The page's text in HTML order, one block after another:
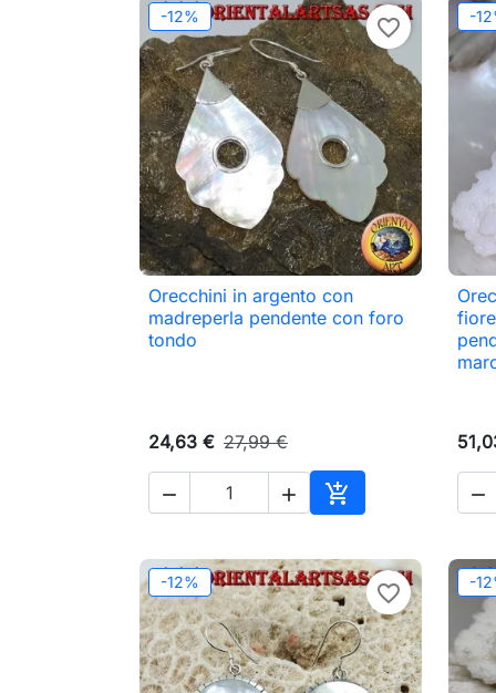
-12% favorite_border
 Anteprima
Orecchini in argento con
madreperla pendente con foro
tondo
24,63 € 27,99 €
  
Aggiungi al
-

-12% favorite_border -